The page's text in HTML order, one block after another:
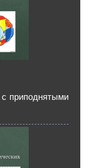
приподнятыми